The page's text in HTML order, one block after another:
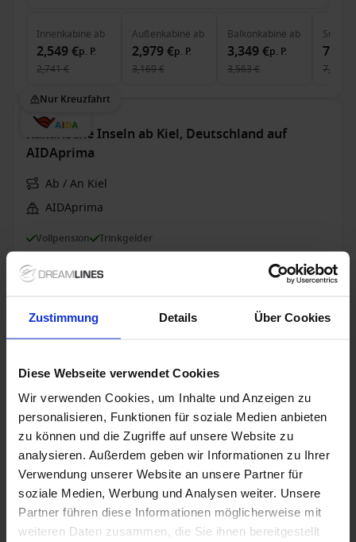
Zustimmung Details Über Cookies
Diese Webseite verwendet Cookies
Wir verwenden Cookies, um Inhalte und Anzeigen zu
personalisieren, Funktionen für soziale Medien anbieten
zu können und die Zugriffe auf unsere Website zu
analysieren. Außerdem geben wir Informationen zu Ihrer
Verwendung unserer Website an unsere Partner für
soziale Medien, Werbung und Analysen weiter. Unsere
Partner führen diese Informationen möglicherweise mit
weiteren Daten zusammen, die Sie ihnen bereitgestellt
Innenkabine ab
2,549 €p. P.
2,741 €
Außenkabine ab
2,979 €p. P.
3,169 €
Balkonkabine ab
3,349 €p. P.
3,563 €
Suite
7,690 €
Nur Kreuzfahrt
Kanarische Inseln ab Kiel, Deutschland auf
AIDAprima
Ab / An Kiel
AIDAprima
Vollpension Trinkgelder
Keine alternativen
ab
Nur Kreuzfahrt
Kanarische Inseln ab Kiel, Deutschland auf
AIDAperla
Ab / An Kiel
AIDAperla
Vollpension Trinkgelder